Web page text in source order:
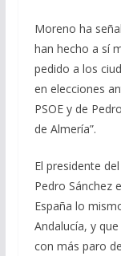
Moreno ha
han hecho a sí
pedido a los
en elecciones
PSOE y de
de Almería”.
El presidente
Pedro Sánchez
España lo
Andalucía, y
con más paro